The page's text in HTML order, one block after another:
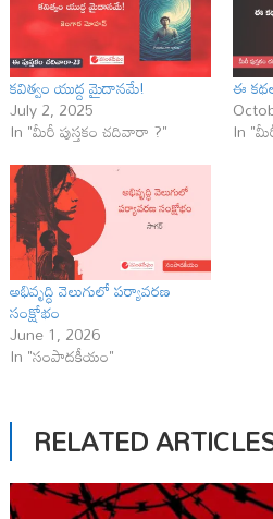
కవిత్వం యుద్ద మైదానమే!
July 2, 2025
In "మీరీ పుస్తకం చదివారా ?"
ఈ
In
అభివృద్ధి వెలుగులో పర్యావరణ
సంక్షోభం
June 1, 2026
In "సంపాదకీయం"
RELATED